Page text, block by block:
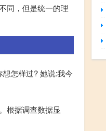
同，但是统一的理
怎样过? 她说:我今
根据调查数据显